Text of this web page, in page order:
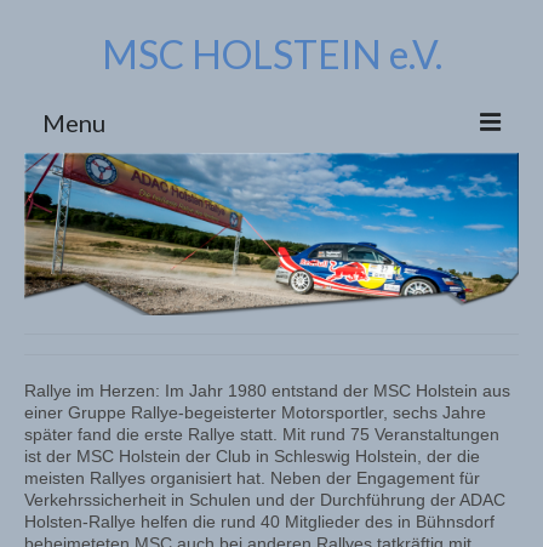
MSC HOLSTEIN e.V.
Menu
HOME
DER CLUB
ÜBER UNS
HISTORIE bis 2005
SPARTEN
RALLYE
VERKEHRSSICHERHEIT
Rallye im Herzen: Im Jahr 1980 entstand der MSC Holstein aus
einer Gruppe Rallye-begeisterter Motorsportler, sechs Jahre
später fand die erste Rallye statt. Mit rund 75 Veranstaltungen
ist der MSC Holstein der Club in Schleswig Holstein, der die
meisten Rallyes organisiert hat. Neben der Engagement für
Verkehrssicherheit in Schulen und der Durchführung der ADAC
Holsten-Rallye helfen die rund 40 Mitglieder des in Bühnsdorf